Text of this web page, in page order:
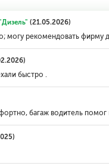
(21.05.2026)
могу рекомендовать фирму
быстро .
багаж водитель помог